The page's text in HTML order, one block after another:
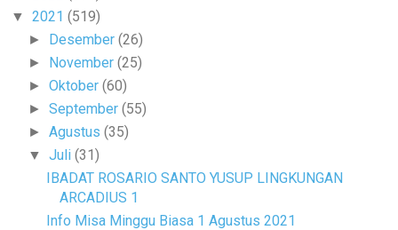
▼ 2021 (519)
► Desember(26)
► November(25)
►Oktober(60)
►September(55)
►Agustus(35)
▼Juli(31)
IBADAT ROSARIO SANTO YUSUP LINGKUNGAN
ARCADIUS 1
Info Misa Minggu Biasa 1 Agustus 2021